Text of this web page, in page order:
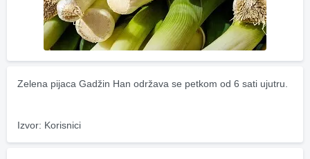
Zelena pijaca Gadžin Han održava se petkom od 6 sati ujutru.
Izvor: Korisnici